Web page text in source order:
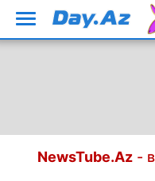
NewsTube.Az-